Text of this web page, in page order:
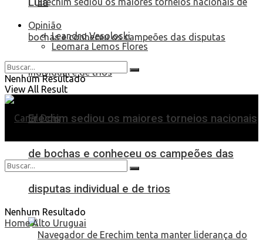
Erechim sediou os maiores torneios nacionais
de bochas e conheceu os campeões das
disputas individual e de trios
Opinião
Leandro Vesoloski
Leomara Lemos Flores
Nenhum Resultado
View All Result
Nenhum Resultado
Home Alto Uruguai